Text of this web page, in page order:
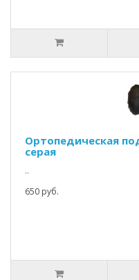
Ортопедическая
серая
..
650 руб.